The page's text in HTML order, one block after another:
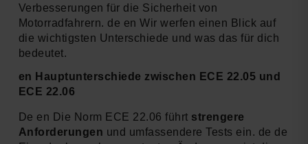
Verbesserungen für die Sicherheit von
Motorradfahrern. de en Wir werfen einen Blick auf
die wichtigsten Unterschiede und was das für dich
bedeutet.
en Hauptunterschiede zwischen ECE 22.05 und
ECE 22.06
De en Die Norm ECE 22.06 führt strengere
Anforderungen und umfassendere Tests ein. de de